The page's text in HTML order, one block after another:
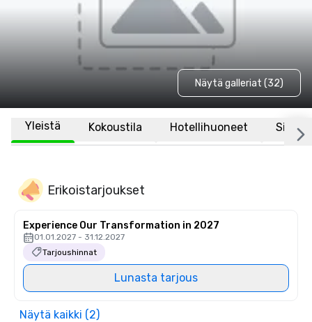
Näytä galleriat (32)
Yleistä Kokoustila Hotellihuoneet Sijainti
Erikoistarjoukset
Experience Our Transformation in 2027
01.01.2027 - 31.12.2027
Tarjoushinnat
Lunasta tarjous
Näytä kaikki (2)